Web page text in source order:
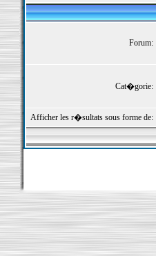
Forum:
Cat�gorie:
Afficher les r�sultats sous forme de: